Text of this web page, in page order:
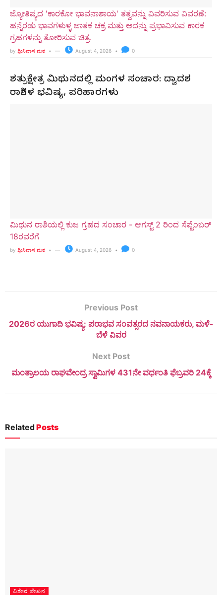
ಜ್ಯೋತಿಷ್ಯದ 'ಕಾರಕೋ ಭಾವನಾಶಾಯ' ತತ್ವವನ್ನು ವಿವರಿಸುವ ವಿವರಣೆ:
ಹನ್ನೆರಡು ಭಾವಗಳುಳ್ಳ ಜಾತಕ ಚಕ್ರ ಮತ್ತು ಅದನ್ನು ಪ್ರಭಾವಿಸುವ ಕಾರಕ
ಗ್ರಹಗಳನ್ನು ತೋರಿಸುವ ಚಿತ್ರ.
by ಶ್ರೀನಿವಾಸ ಮಠ August 4, 2026 0
ಶತ್ರುಕ್ಷೇತ್ರ ಮಿಥುನದಲ್ಲಿ ಮಂಗಳ ಸಂಚಾರ: ದ್ವಾದಶ
ರಾಶಿಗಳ ಭವಿಷ್ಯ, ಪರಿಹಾರಗಳು
ಮಿಥುನ ರಾಶಿಯಲ್ಲಿ ಕುಜ ಗ್ರಹದ ಸಂಚಾರ - ಆಗಸ್ಟ್ 2 ರಿಂದ ಸೆಪ್ಟೆಂಬರ್
18ರವರೆಗೆ
by ಶ್ರೀನಿವಾಸ ಮಠ August 4, 2026 0
Previous Post
2026ರ ಯುಗಾದಿ ಭವಿಷ್ಯ: ಪರಾಭವ ಸಂವತ್ಸರದ ನವನಾಯಕರು, ಮಳೆ-
ಬೆಳೆ ವಿವರ
Next Post
ಮಂತ್ರಾಲಯ ರಾಘವೇಂದ್ರ ಸ್ವಾಮಿಗಳ 431ನೇ ವರ್ಧಂತಿ ಫೆಬ್ರವರಿ 24ಕ್ಕೆ
RelatedPosts
ವಿಶೇಷ ಲೇಖನ